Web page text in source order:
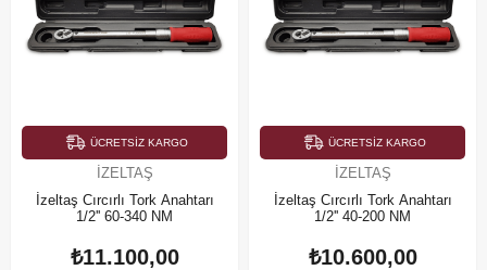
ÜCRETSIZ KARGO
İZELTAŞ
İzeltaş Cırcırlı Tork Anahtarı
1/2'' 60-340 NM
₺11.100,00
ÜCRETSIZ KARGO
İZELTAŞ
İzeltaş Cırcırlı Tork Anahtarı
1/2'' 40-200 NM
₺10.600,00